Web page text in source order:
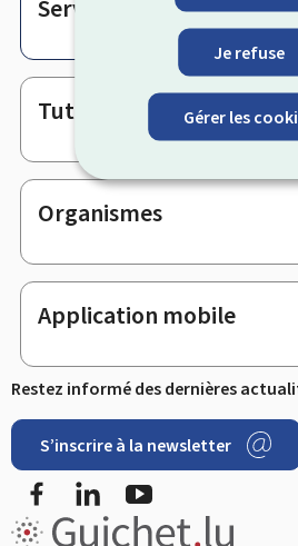
Je refuse
Gérer les
Services en ligne &
Tutoriels
Organismes
Application mobile
Restez informé des dernières
S’inscrire à la newsletter
FacebookLinkedIn